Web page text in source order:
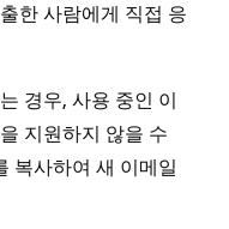
한 사람에게 직접 응
경우, 사용 중인 이
지원하지 않을 수
복사하여 새 이메일